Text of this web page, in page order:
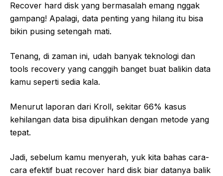
Recover hard disk yang bermasalah emang nggak
gampang! Apalagi, data penting yang hilang itu bisa
bikin pusing setengah mati.
Tenang, di zaman ini, udah banyak teknologi dan
tools recovery yang canggih banget buat balikin data
kamu seperti sedia kala.
Menurut laporan dari Kroll, sekitar 66% kasus
kehilangan data bisa dipulihkan dengan metode yang
tepat.
Jadi, sebelum kamu menyerah, yuk kita bahas cara-
cara efektif buat recover hard disk biar datanya balik